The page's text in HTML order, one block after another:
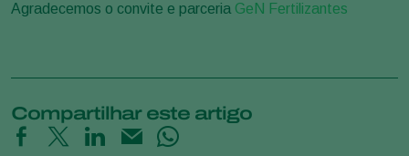
Agradecemos o convite e parceria GeN Fertilizantes
Compartilhar este artigo